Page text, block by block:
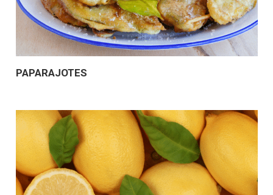
PAPARAJOTES